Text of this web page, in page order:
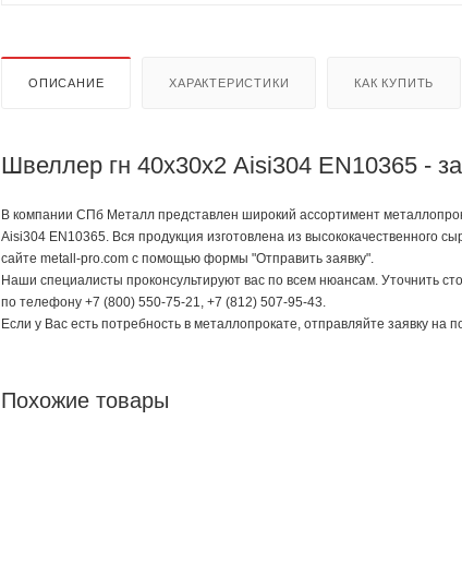
ОПИСАНИЕ ХАРАКТЕРИСТИКИ КАК КУПИТЬ
Швеллер гн 40х30х2 Aisi304 EN10365 -
В компании СПб Металл представлен широкий ассортимент
Aisi304 EN10365. Вся продукция изготовлена из
сайте metall-pro.com с помощью формы "Отправить заявку".
Наши специалисты проконсультируют вас по всем нюансам. Уточнить
по телефону +7 (800) 550-75-21, +7 (812) 507-95-43.
Если у Вас есть потребность в металлопрокате, отправляйте заявку на
Похожие товары